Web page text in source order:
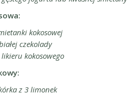
:
kokosowej
czekolady
likieru kokosowego
z 3 limonek